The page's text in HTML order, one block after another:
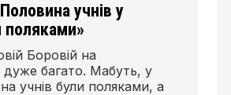
учнів у
поляками»
Боровій на
багато. Мабуть, у
учнів були поляками, а